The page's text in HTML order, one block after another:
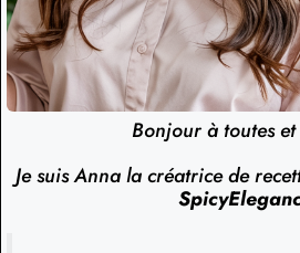
Bonjour à toutes
Je suis Anna la créatrice de